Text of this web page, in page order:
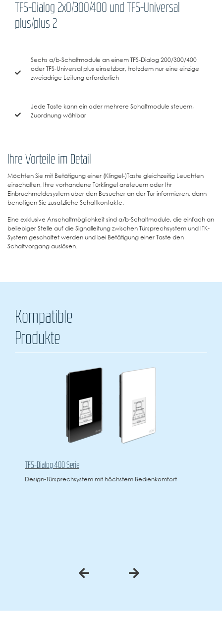
TFS-Dialog 2x0/300/400 und TFS-Universal
plus/plus 2
Sechs a/b-Schaltmodule an einem TFS-Dialog 200/300/400
oder TFS-Universal plus einsetzbar, trotzdem nur eine einzige
zweiadrige Leitung erforderlich
Jede Taste kann ein oder mehrere Schaltmodule steuern,
Zuordnung wählbar
Ihre Vorteile im Detail
Möchten Sie mit Betätigung einer (Klingel-)Taste gleichzeitig Leuchten
einschalten, Ihre vorhandene Türklingel ansteuern oder Ihr
Einbruchmeldesystem über den Besucher an der Tür informieren, dann
benötigen Sie zusätzliche Schaltkontakte.
Eine exklusive Anschaltmöglichkeit sind a/b-Schaltmodule, die einfach an
beliebiger Stelle auf die Signalleitung zwischen Türsprechsystem und ITK-
System geschaltet werden und bei Betätigung einer Taste den
Schaltvorgang auslösen.
Kompatible
Produkte
TFS-Dialog 400 Serie
Design-Türsprechsystem mit höchstem Bedienkomfort